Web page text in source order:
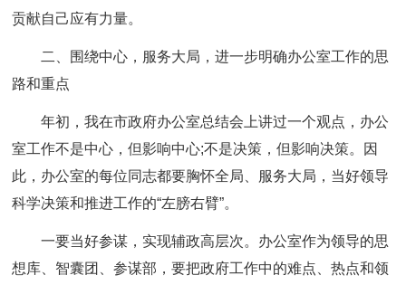
贡献自己应有力量。
二、围绕中心，服务大局，进一步明确办公室工作的思
路和重点
年初，我在市政府办公室总结会上讲过一个观点，办公
室工作不是中心，但影响中心;不是决策，但影响决策。因
此，办公室的每位同志都要胸怀全局、服务大局，当好领导
科学决策和推进工作的“左膀右臂”。
一要当好参谋，实现辅政高层次。办公室作为领导的思
想库、智囊团、参谋部，要把政府工作中的难点、热点和领